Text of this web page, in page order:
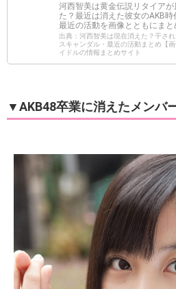
河西智美は黄金伝説リタイア
た？最近は消えた彼女のAKB時
最近の活動を画像とともにまと
出典：河西智美は現在消えた？干さ
スキャンダル・最近の活動まとめ【
イドルの情報まとめサイト
▼AKB48卒業に消えたメンバ